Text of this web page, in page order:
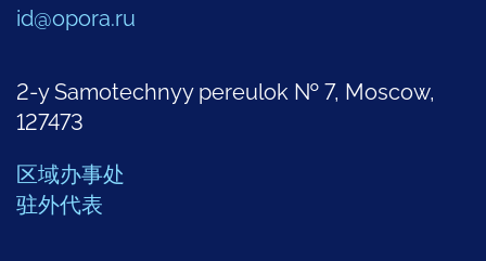
id@opora.ru
2-y Samotechnyy pereulok № 7, Moscow,
127473
区域办事处
驻外代表